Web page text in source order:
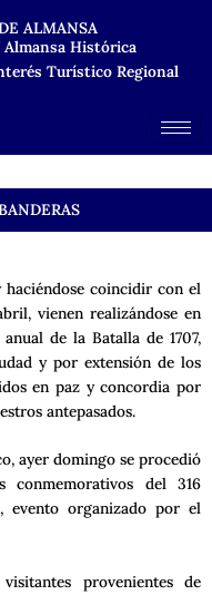
ALMANSA
Almansa Histórica
Turístico Regional
haciéndose coincidir con el
vienen realizándose en
de la Batalla de 1707,
y por extensión de los
en paz y concordia por
antepasados.
ayer domingo se procedió
del 316
evento organizado por el
provenientes de